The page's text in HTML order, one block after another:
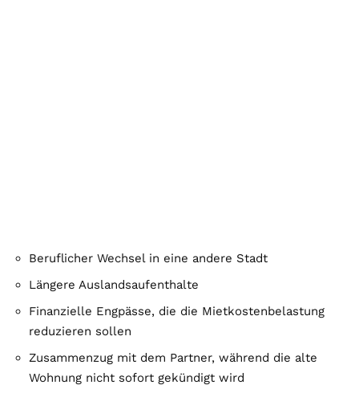
Beruflicher Wechsel in eine andere Stadt
Längere Auslandsaufenthalte
Finanzielle Engpässe, die die Mietkostenbelastung
reduzieren sollen
Zusammenzug mit dem Partner, während die alte
Wohnung nicht sofort gekündigt wird